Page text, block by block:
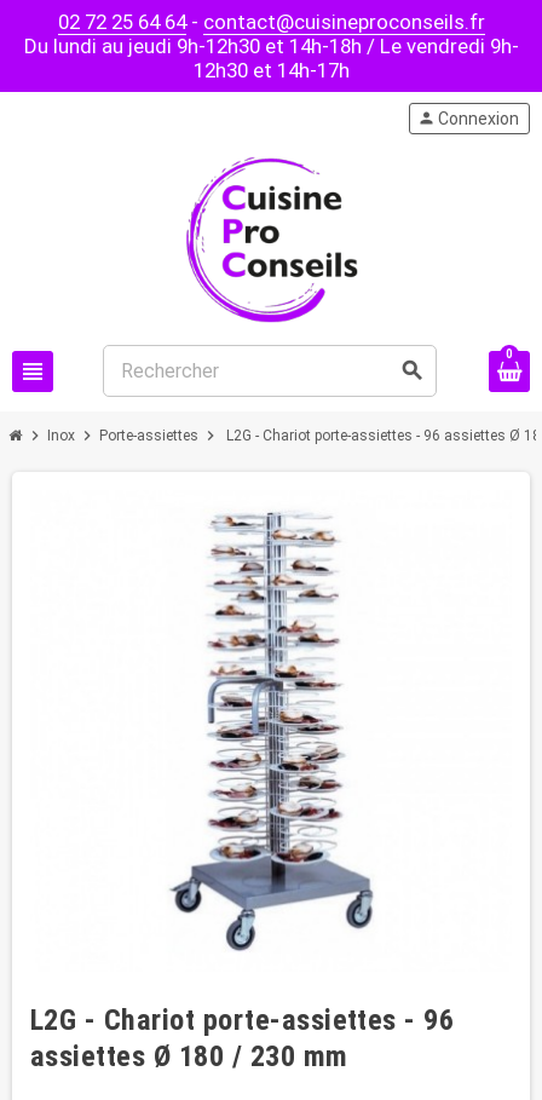
02 72 25 64 64- contact@cuisineproconseils.fr
Du lundi au jeudi 9h-12h30 et 14h-18h / Le vendredi 9h-
12h30 et 14h-17h
view_headline search
person Connexion
0
chevron_right Inox chevron_right Porte-assiettes chevron_right L2G - Chariot porte-assiettes - 96 assiettes Ø
L2G - Chariot porte-assiettes - 96
assiettes Ø 180 / 230 mm